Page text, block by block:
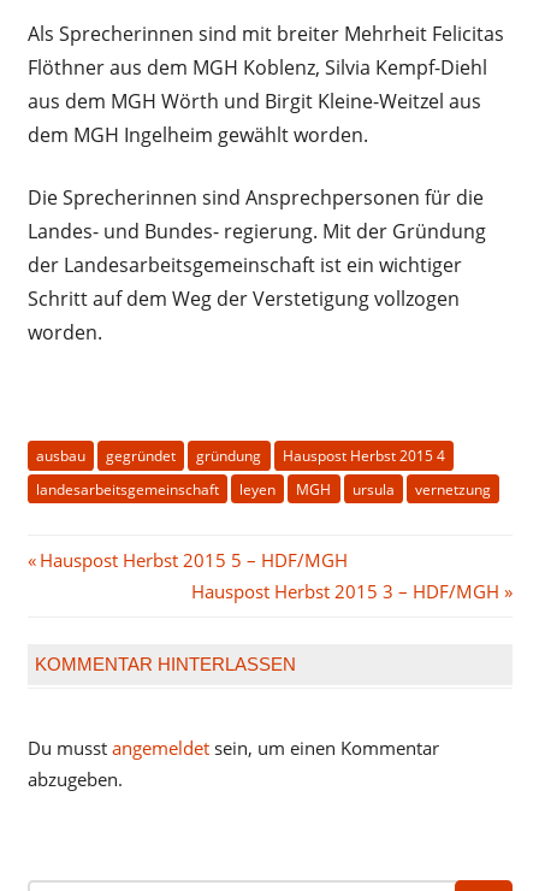
Als Sprecherinnen sind mit breiter Mehrheit Felicitas
Flöthner aus dem MGH Koblenz, Silvia Kempf-Diehl
aus dem MGH Wörth und Birgit Kleine-Weitzel aus
dem MGH Ingelheim gewählt worden.
Die Sprecherinnen sind Ansprechpersonen für die
Landes- und Bundes- regierung. Mit der Gründung
der Landesarbeitsgemeinschaft ist ein wichtiger
Schritt auf dem Weg der Verstetigung vollzogen
worden.
ausbau gegründet gründung
Hauspost Herbst 2015 4
landesarbeitsgemeinschaft
leyen MGH ursula vernetzung
Beitragsnavigation
Vorheriger
Hauspost Herbst 2015 5 – HDF/MGH
Nächster
Hauspost Herbst 2015 3 – HDF/MGH
KOMMENTAR HINTERLASSEN
Du musst angemeldetsein, um einen Kommentar
abzugeben.